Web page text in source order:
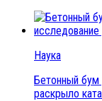
Наука
Бетонный бум
раскрыло